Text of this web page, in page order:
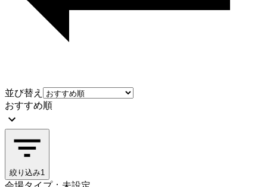
並び替え
おすすめ順
絞り込み1